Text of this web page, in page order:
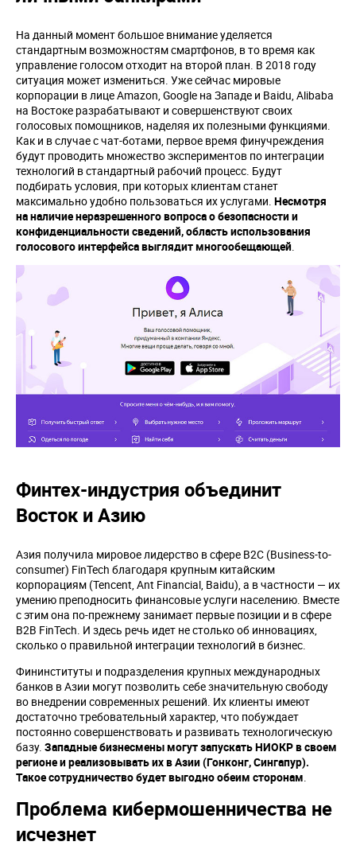
На данный момент большое внимание уделяется
стандартным возможностям смартфонов, в то время как
управление голосом отходит на второй план. В 2018 году
ситуация может измениться. Уже сейчас мировые
корпорации в лице Amazon, Google на Западе и Baidu, Alibaba
на Востоке разрабатывают и совершенствуют своих
голосовых помощников, наделяя их полезными функциями.
Как и в случае с чат-ботами, первое время финучреждения
будут проводить множество экспериментов по интеграции
технологий в стандартный рабочий процесс. Будут
подбирать условия, при которых клиентам станет
максимально удобно пользоваться их услугами. Несмотря
на наличие неразрешенного вопроса о безопасности и
конфиденциальности сведений, область использования
голосового интерфейса выглядит многообещающей.
Финтех-индустрия объединит
Восток и Азию
Азия получила мировое лидерство в сфере B2C (Business-to-
consumer) FinTech благодаря крупным китайским
корпорациям (Tencent, Ant Financial, Baidu), а в частности — их
умению преподносить финансовые услуги населению. Вместе
с этим она по-прежнему занимает первые позиции и в сфере
B2B FinTech. И здесь речь идет не столько об инновациях,
сколько о правильной интеграции технологий в бизнес.
Фининституты и подразделения крупных международных
банков в Азии могут позволить себе значительную свободу
во внедрении современных решений. Их клиенты имеют
достаточно требовательный характер, что побуждает
постоянно совершенствовать и развивать технологическую
базу. Западные бизнесмены могут запускать НИОКР в своем
регионе и реализовывать их в Азии (Гонконг, Сингапур).
Такое сотрудничество будет выгодно обеим сторонам.
Проблема кибермошенничества не
исчезнет